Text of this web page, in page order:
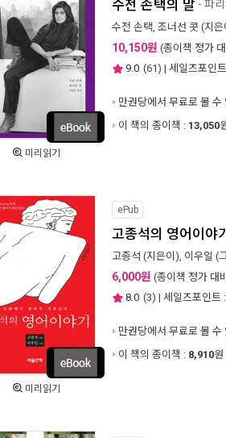
미리읽기
수전 손택의 말 - 파
수전 손택, 조너선 콧 (지은
10,150원 (종이책 정가 대
9.0 (61) | 세일즈포인
만권당에서 무료로 볼 수
이 책의 종이책 : 13,050
미리읽기
ePub
고종석의 영어이야기
고종석 (지은이), 이우일 (
6,000원 (종이책 정가 대비
8.0 (3) | 세일즈포인트 :
만권당에서 무료로 볼 수
이 책의 종이책 : 8,910원